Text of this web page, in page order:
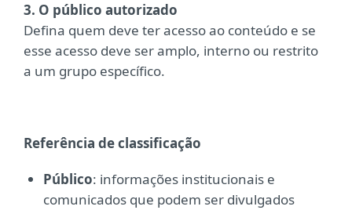
3. O público autorizado
Defina quem deve ter acesso ao conteúdo e se
esse acesso deve ser amplo, interno ou restrito
a um grupo específico.
Referência de classificação
Público: informações institucionais e
comunicados que podem ser divulgados